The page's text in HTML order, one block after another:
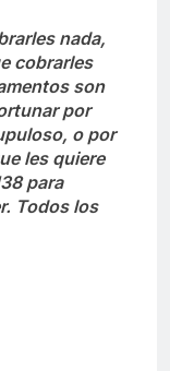
nada,
cobrarles
son
por
o por
les quiere
para
Todos los